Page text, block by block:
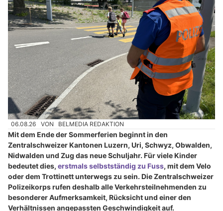
06.08.26 VON BELMEDIA REDAKTION
Mit dem Ende der Sommerferien beginnt in den
Zentralschweizer Kantonen Luzern, Uri, Schwyz, Obwalden,
Nidwalden und Zug das neue Schuljahr. Für viele Kinder
bedeutet dies, erstmals selbstständig zu Fuss, mit dem Velo
oder dem Trottinett unterwegs zu sein. Die Zentralschweizer
Polizeikorps rufen deshalb alle Verkehrsteilnehmenden zu
besonderer Aufmerksamkeit, Rücksicht und einer den
Verhältnissen angepassten Geschwindigkeit auf.